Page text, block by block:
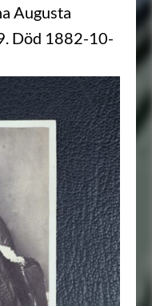
Augusta
Död 1882-10-